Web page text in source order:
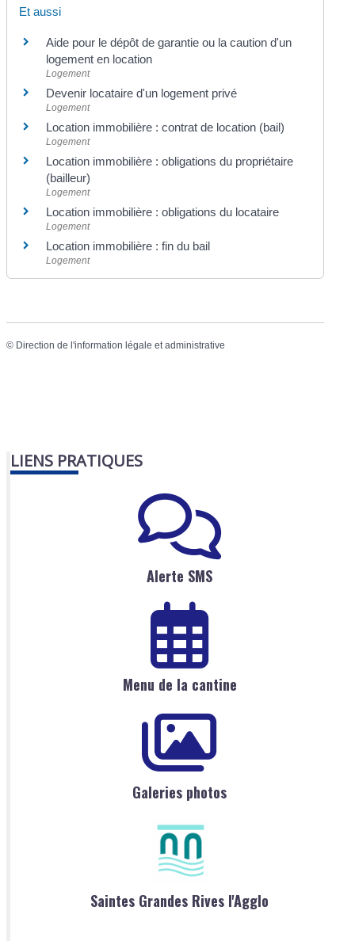
Et aussi
Aide pour le dépôt de garantie ou la caution d'un
logement en location
Logement
Devenir locataire d'un logement privé
Logement
Location immobilière : contrat de location (bail)
Logement
Location immobilière : obligations du propriétaire
(bailleur)
Logement
Location immobilière : obligations du locataire
Logement
Location immobilière : fin du bail
Logement
© Direction de l'information légale et administrative
LIENS PRATIQUES
Alerte SMS
Menu de la cantine
Galeries photos
Saintes Grandes Rives l'Agglo